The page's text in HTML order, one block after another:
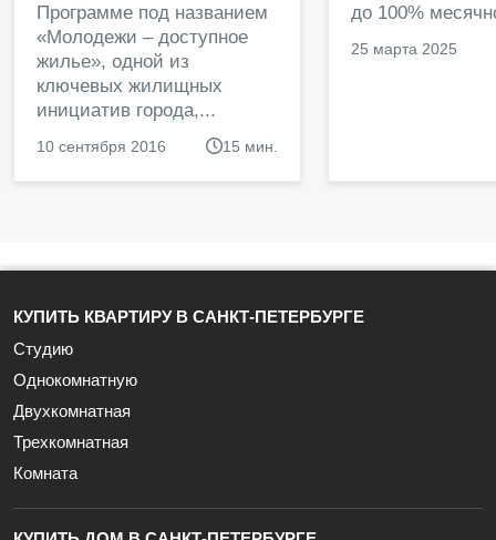
Программе под названием
«Молодежи – доступное
жилье», одной из
ключевых жилищных
инициатив города,...
10 сентября 2016 15 мин.
до 100%
25 марта 2025
КУПИТЬ КВАРТИРУ В САНКТ-ПЕТЕРБУРГЕ
Студию
Однокомнатную
Двухкомнатная
Трехкомнатная
Комната